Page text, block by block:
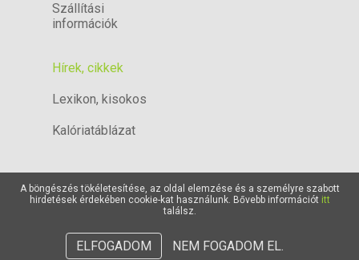
Szállítási
információk
Hírek, cikkek
Lexikon, kisokos
Kalóriatáblázat
Campona Vác
ScitecShop.hu - A Scitec Nutrition hivatalos viszonteladó partnere © 2026
A böngészés tökéletesítése, az oldal elemzése és a személyre szabott
hirdetések érdekében cookie-kat használunk. Bővebb információt itt
találsz.
ELFOGADOM NEM FOGADOM EL.